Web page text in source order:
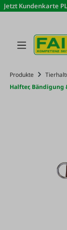
Zum
Jetzt Kundenkarte
Produkte
Halfter, Bändigung